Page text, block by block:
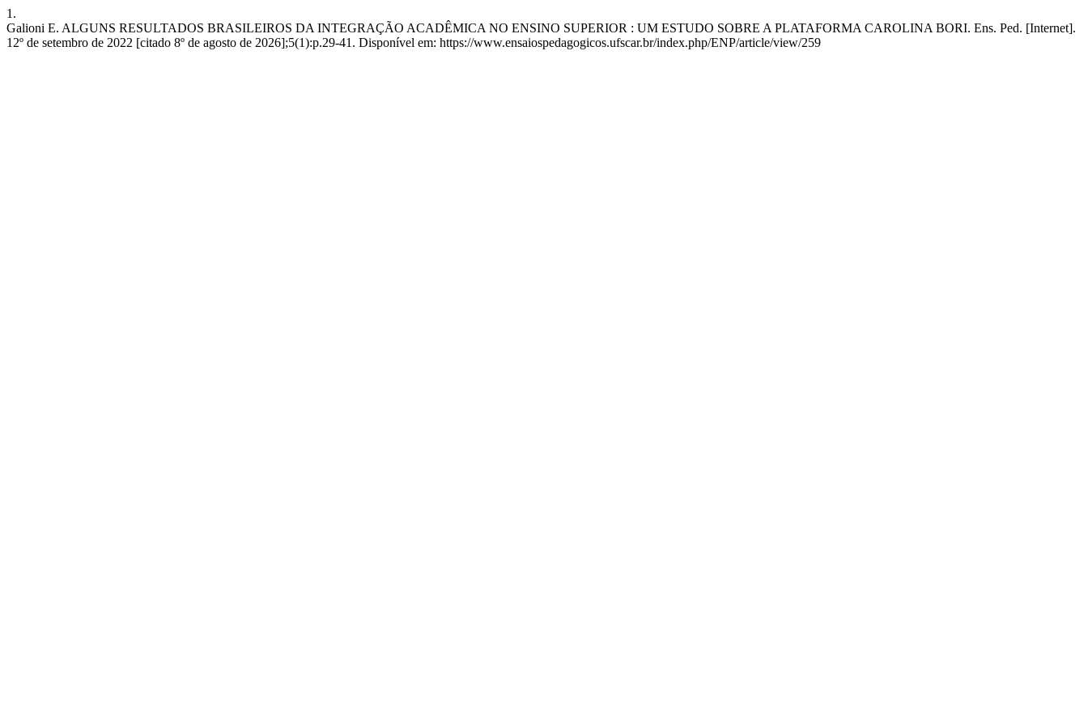
1.
Galioni E. ALGUNS RESULTADOS BRASILEIROS DA INTEGRAÇÃO ACADÊMICA NO ENSINO SUPERIOR : UM ESTUDO SOBRE A PLATAFORMA CAROLINA BORI. Ens. Ped. [Internet].
12º de setembro de 2022 [citado 8º de agosto de 2026];5(1):p.29-41. Disponível em: https://www.ensaiospedagogicos.ufscar.br/index.php/ENP/article/view/259